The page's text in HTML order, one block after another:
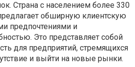
Страна с населением более 330
обширную клиентскую
предпочтениями и
Это представляет собой
для предприятий, стремящихся
и выйти на новые рынки.